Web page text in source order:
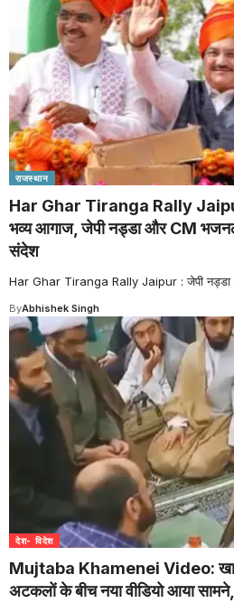
राजस्थान
Har Ghar Tiranga Rally Jaipur
भव्य आगाज, जेपी नड्डा और CM
संदेश
Har Ghar Tiranga Rally Jaipur : जेपी
ByAbhishek Singh
देश- विदेश
Mujtaba Khamenei Video:
अटकलों के बीच नया वीडियो आया